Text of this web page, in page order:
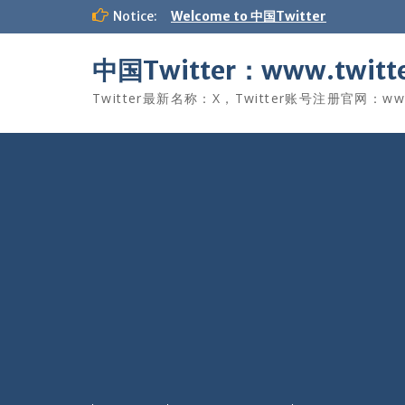
Notice: Welcome to 中国Twitter
中国Twitter：
Twitter最新名称：X，Twitter账号注册官网：